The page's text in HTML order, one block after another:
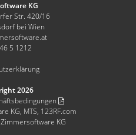
KG
Str. 420/16
bei Wien
5 1212
2026
KG, MTS, 123RF.com
KG